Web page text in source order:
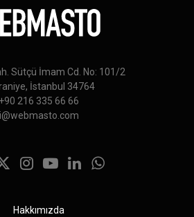
Sütçü İmam Cd. No: 101/2
İstanbul 34764
+90 216 335 66 66
i@webmasto.com
X
Instagram
YouTubeLinkedInWhatsApp
Hakkımızda